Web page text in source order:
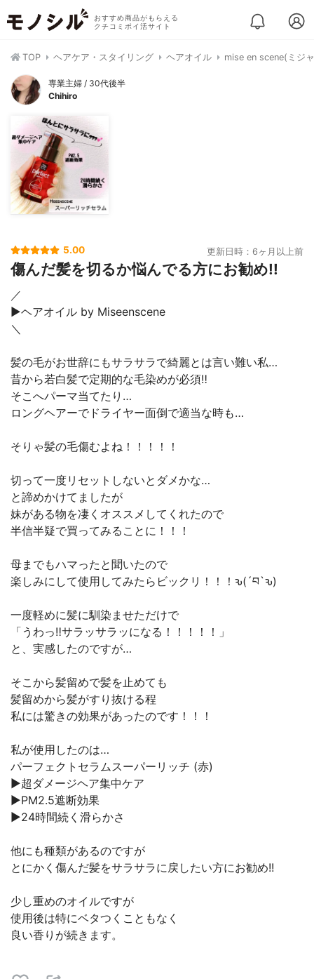
おすすめ商品がもらえる
クチコミポイ活サイト
TOP ヘアケア・スタイリング ヘアオイル mise en scene(ミジ
専業主婦 / 30代後半
Chihiro
5.00 更新日時：6ヶ月以上前
傷んだ髪を切るか悩んでる方にお勧め!!
／
▶︎ヘアオイル by Miseenscene
＼
髪の毛がお世辞にもサラサラで綺麗とは言い難い私…
昔から若白髪で定期的な毛染めが必須‼︎
そこへパーマ当てたり…
ロングヘアーでドライヤー面倒で適当な時も…
そりゃ髪の毛傷むよね！！！！！
切って一度リセットしないとダメかな…
と諦めかけてましたが
妹がある物を凄くオススメしてくれたので
半信半疑で買ってみることに！！！
母までもハマったと聞いたので
楽しみにして使用してみたらビックリ！！！ԅ(´བ`ԅ)
一度軽めに髪に馴染ませただけで
「うわっ‼︎サラッサラッになる！！！！！」
と、実感したのですが…
そこから髪留めで髪を止めても
髪留めから髪がすり抜ける程
私には驚きの効果があったのです！！！
私が使用したのは…
パーフェクトセラムスーパーリッチ (赤)
▶超ダメージヘア集中ケア
▶PM2.5遮断効果
▶24時間続く滑らかさ
他にも種類があるのですが
とにかく傷んだ髪をサラサラに戻したい方にお勧め!!
少し重めのオイルですが
使用後は特にベタつくこともなく
良い香りが続きます。